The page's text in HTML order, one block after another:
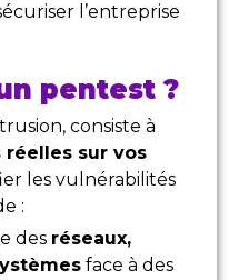
l’entreprise
pentest ?
consiste à
sur vos
les vulnérabilités
:
des réseaux,
face à des